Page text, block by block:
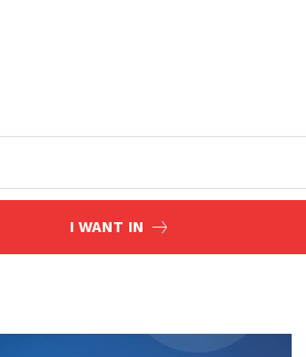
I WANT IN